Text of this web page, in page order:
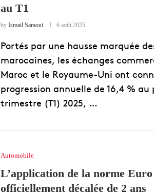
au T1
by Ismail Saraoui 6 août 2025
Portés par une hausse marquée
marocaines, les échanges
Maroc et le Royaume-Uni ont
progression annuelle de 16,4 % au
trimestre (T1) 2025, …
Automobile
L’application de la norme Euro
officiellement décalée de 2 ans